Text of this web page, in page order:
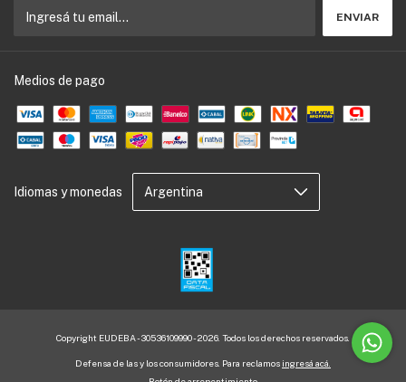
Medios de pago
Idiomas y monedas
Copyright EUDEBA - 30536109990 - 2026. Todos los derechos reservados.
Defensa de las y los consumidores. Para reclamos ingresá acá.